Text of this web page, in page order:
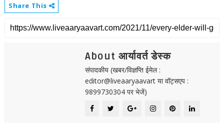
Share This
About आर्यावर्त डेस्क
संपादकीय (खबर/विज्ञप्ति ईमेल :
editor@liveaaryaavart या वॉट्सएप :
9899730304 पर भेजें)